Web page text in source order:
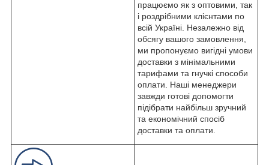
працюємо як з оптовими, так
і роздрібними клієнтами по
всій Україні. Незалежно від
обсягу вашого замовлення,
ми пропонуємо вигідні умови
доставки з мінімальними
тарифами та гнучкі способи
оплати. Наші менеджери
завжди готові допомогти
підібрати найбільш зручний
та економічний спосіб
доставки та оплати.